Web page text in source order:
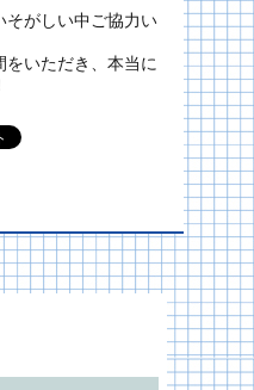
そがしい中ご協力い
いただき、本当に